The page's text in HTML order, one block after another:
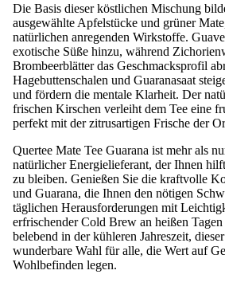
Die Basis dieser köstlichen Mischung
ausgewählte Apfelstücke und grüner
natürlichen anregenden Wirkstoffe.
exotische Süße hinzu, während
Brombeerblätter das Geschmacksprofil
Hagebuttenschalen und Guaranasaat
und fördern die mentale Klarheit. Der
frischen Kirschen verleiht dem Tee eine
perfekt mit der zitrusartigen Frische der
Quertee Mate Tee Guarana ist mehr als
natürlicher Energielieferant, der Ihnen
zu bleiben. Genießen Sie die kraftvolle
und Guarana, die Ihnen den nötigen
täglichen Herausforderungen mit
erfrischender Cold Brew an heißen
belebend in der kühleren Jahreszeit,
wunderbare Wahl für alle, die Wert auf
Wohlbefinden legen.